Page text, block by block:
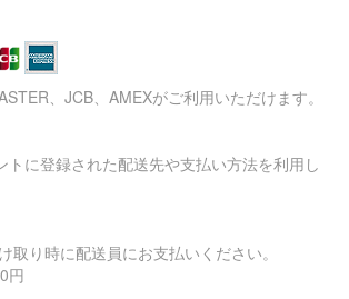
、JCB、AMEXがご利用いただけます。
トに登録された配送先や支払い方法を利用し
取り時に配送員にお支払いください。
円